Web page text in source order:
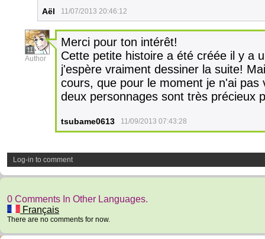
Aël 11/07/2013 20:46:12
11
Author
Merci pour ton intérêt!
Cette petite histoire a été créée il y a
j'espère vraiment dessiner la suite!
cours, que pour le moment je n'ai
deux personnages sont très précieux
tsubame0613 11/09/2013 07:43:28
Log-in to comment
0 Comments In Other Languages.
Français
There are no comments for now.